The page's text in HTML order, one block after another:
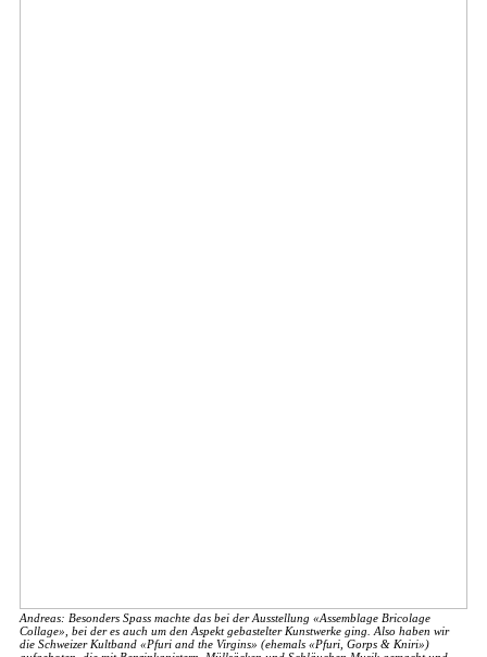
Andreas: Besonders Spass machte das bei der Ausstellung «Assemblage Bricolage
Collage», bei der es auch um den Aspekt gebastelter Kunstwerke ging. Also haben wir
die Schweizer Kultband «Pfuri and the Virgins» (ehemals «Pfuri, Gorps & Kniri»)